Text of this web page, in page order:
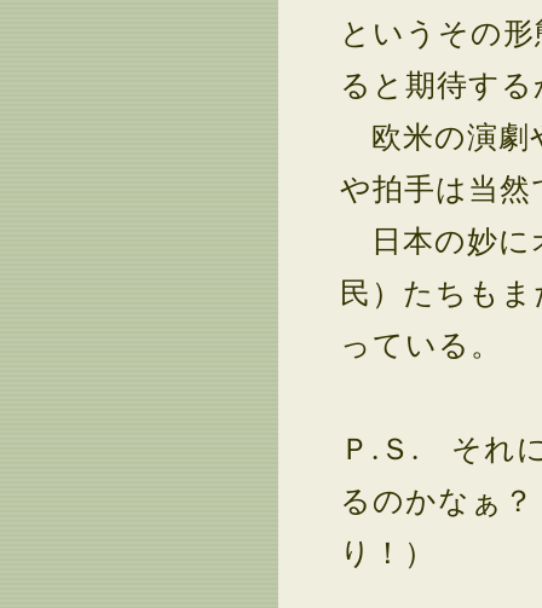
というその
ると期待す
欧米の演劇
や拍手は当然
日本の妙に
民）たちも
っている。
Ｐ.Ｓ. それ
るのかなぁ
り！）